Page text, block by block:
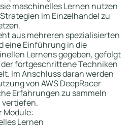
maschinelles Lernen nutzen
im Einzelhandel zu
aus mehreren spezialisierten
eine Einführung in die
Lernens gegeben, gefolgt
fortgeschrittene Techniken
Im Anschluss daran werden
von AWS DeepRacer
Erfahrungen zu sammeln
vertiefen.
Module:
Lernen